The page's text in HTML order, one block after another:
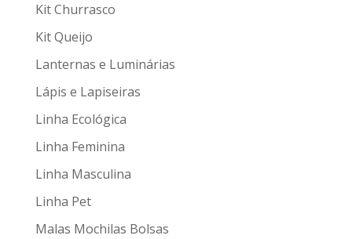
Kit Churrasco
Kit Queijo
Lanternas e Luminárias
Lápis e Lapiseiras
Linha Ecológica
Linha Feminina
Linha Masculina
Linha Pet
Malas Mochilas Bolsas